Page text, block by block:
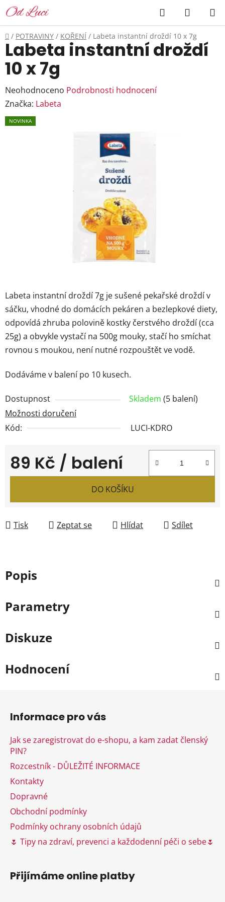
Přejít
na
obsah
Hledat
KOŠÍK
Domů
/ POTRAVINY / KOŘENÍ / Labeta instantní droždí 10 x 7g
Labeta instantní droždí 7g je sušené pekařské droždí v
sáčku, vhodné do domácích pekáren a bezlepkové diety,
odpovídá zhruba polovině kostky čerstvého droždí (cca
25g) a obvykle vystačí na 500g mouky, stačí ho smíchat
rovnou s moukou, není nutné rozpouštět ve vodě.
Dodáváme v balení po 10 kusech.
Dostupnost Skladem (5 balení)
Možnosti doručení
Kód:
LUCI-KDRO
89 Kč / balení
Měrná cena:
DO KOŠÍKU
Tisk Zeptat se Hlídat Sdílet
Labeta instantní droždí
10 x 7g
Průměrné
hodnocení
produktu
Neohodnoceno Podrobnosti hodnocení
Značka: Labeta
NOVINKA
Popis
Parametry
Diskuze
Hodnocení
Informace pro vás
Jak se zaregistrovat do e-shopu, a kam zadat členský
PIN?
Rozcestník - DŮLEŽITÉ INFORMACE
Kontakty
Dopravné
Obchodní podmínky
Podmínky ochrany osobních údajů
🌷 Tipy na zdraví, prevenci a každodenní péči o sebe🌷
Přijímáme online platby